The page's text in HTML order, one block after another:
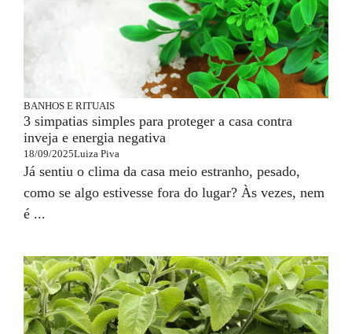
BANHOS E RITUAIS
3 simpatias simples para proteger a casa contra
inveja e energia negativa
18/09/2025Luiza Piva
Já sentiu o clima da casa meio estranho, pesado,
como se algo estivesse fora do lugar? Às vezes, nem
é ...